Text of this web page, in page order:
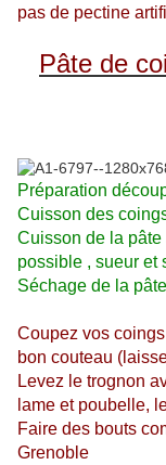
pas de pectine
Pâte de
Préparation
Cuisson des
Cuisson de la pâte
possible , sueur
Séchage de la
Coupez vos
bon couteau
Levez le trognon
lame et poubelle,
Faire des bouts
Grenoble